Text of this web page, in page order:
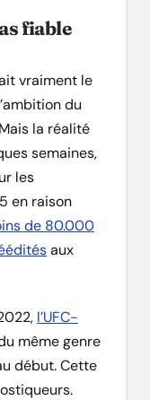
fiable
vraiment le
du
la réalité
semaines,
les
en raison
de 80.000
aux
l’UFC-
même genre
début. Cette